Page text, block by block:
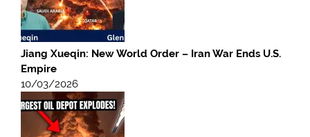
Jiang Xueqin: New World Order – Iran War Ends U.S.
Empire
10/03/2026